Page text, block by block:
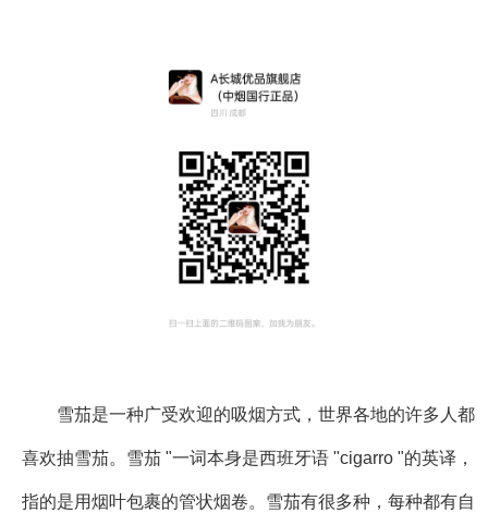
雪茄是一种广受欢迎的吸烟方式，世界各地的许多人都
喜欢抽雪茄。雪茄 "一词本身是西班牙语 "cigarro "的英译，
指的是用烟叶包裹的管状烟卷。雪茄有很多种，每种都有自